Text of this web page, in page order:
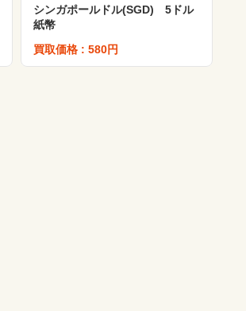
シンガポールドル(SGD) 5ドル
紙幣
買取価格 : 580円